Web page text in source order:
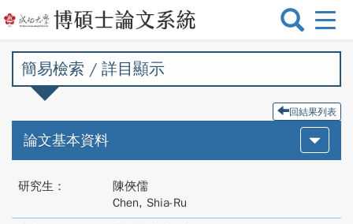
選
切
簡易檢索 / 詳目顯示
回結果列表
論文基本資料
研究生：
陳俠儒
Chen, Shia-Ru